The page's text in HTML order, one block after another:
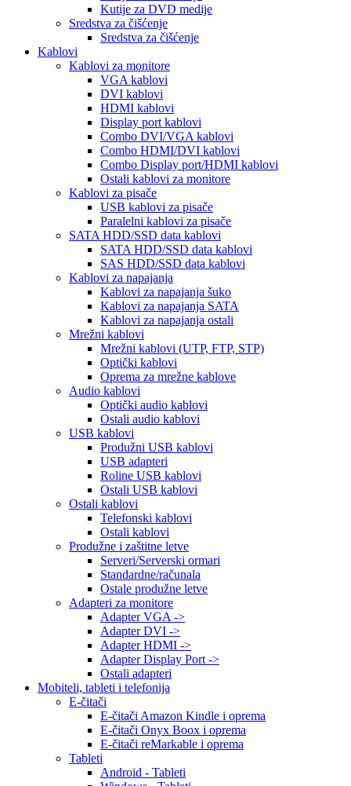
Kutije za DVD medije
Sredstva za čišćenje
Sredstva za čišćenje
Kablovi
Kablovi za monitore
VGA kablovi
DVI kablovi
HDMI kablovi
Display port kablovi
Combo DVI/VGA kablovi
Combo HDMI/DVI kablovi
Combo Display port/HDMI kablovi
Ostali kablovi za monitore
Kablovi za pisače
USB kablovi za pisače
Paralelni kablovi za pisače
SATA HDD/SSD data kablovi
SATA HDD/SSD data kablovi
SAS HDD/SSD data kablovi
Kablovi za napajanja
Kablovi za napajanja šuko
Kablovi za napajanja SATA
Kablovi za napajanja ostali
Mrežni kablovi
Mrežni kablovi (UTP, FTP, STP)
Optički kablovi
Oprema za mrežne kablove
Audio kablovi
Optički audio kablovi
Ostali audio kablovi
USB kablovi
Produžni USB kablovi
USB adapteri
Roline USB kablovi
Ostali USB kablovi
Ostali kablovi
Telefonski kablovi
Ostali kablovi
Produžne i zaštitne letve
Serveri/Serverski ormari
Standardne/računala
Ostale produžne letve
Adapteri za monitore
Adapter VGA ->
Adapter DVI ->
Adapter HDMI ->
Adapter Display Port ->
Ostali adapteri
Mobiteli, tableti i telefonija
E-čitači
E-čitači Amazon Kindle i oprema
E-čitači Onyx Boox i oprema
E-čitači reMarkable i oprema
Tableti
Android - Tableti